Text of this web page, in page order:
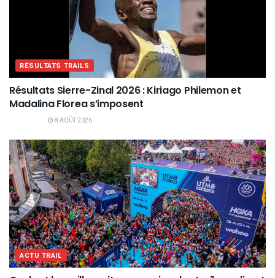
RÉSULTATS TRAILS
Résultats Sierre-Zinal 2026 : Kiriago Philemon et
Madalina Florea s’imposent
8 AOÛT 2026
ACTU TRAIL